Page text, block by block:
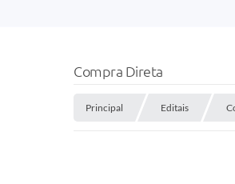
Compra Direta
Principal Editais